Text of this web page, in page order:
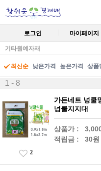
로그인 마이페이지
기타원예자재
최신순 낮은가격 높은가격 상품
1 - 8
가든네트 넝쿨
넝쿨지지대
상품가 :
적립금 : 30원
2